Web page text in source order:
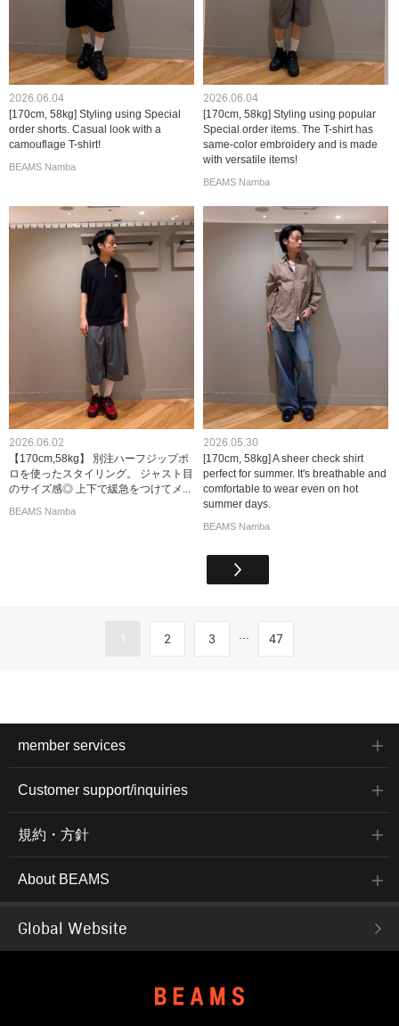
2026.06.04
[170cm, 58kg] Styling using Special
order shorts. Casual look with a
camouflage T-shirt!
BEAMS Namba
2026.06.04
[170cm, 58kg] Styling using popular
Special order items. The T-shirt has
same-color embroidery and is made
with versatile items!
BEAMS Namba
2026.06.02
【170cm,58kg】 別注ハーフジップポ
ロを使ったスタイリング。 ジャスト目
のサイズ感◎ 上下で緩急をつけてメ...
BEAMS Namba
2026.05.30
[170cm, 58kg] A sheer check shirt
perfect for summer. It's breathable and
comfortable to wear even on hot
summer days.
BEAMS Namba
1 2 3 ... 47
member services
Customer support/inquiries
規約・方針
About BEAMS
Global Website